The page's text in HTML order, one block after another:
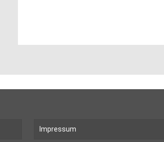
Impressum